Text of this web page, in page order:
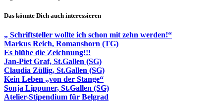
Das könnte Dich auch interessieren
„ Schriftsteller wollte ich schon mit zehn werden!“
Markus Reich, Romanshorn (TG)
Es blühe die Zeichnung!!!
Jan-Piet Graf, St.Gallen (SG)
Claudia Züllig, St.Gallen (SG)
Kein Leben „von der Stange“
Sonja Lippuner, St.Gallen (SG)
Atelier-Stipendium für Belgrad